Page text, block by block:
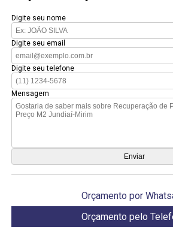
Digite seu nome
Digite seu email
Digite seu telefone
Mensagem
Orçamento por
Orçamento pelo